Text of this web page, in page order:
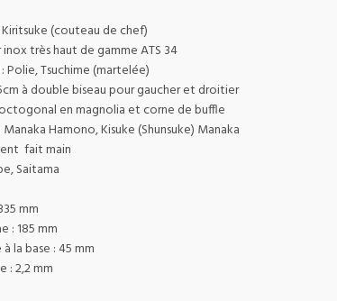
(couteau de chef)
inox très haut de gamme ATS 34
Polie, Tsuchime (martelée)
à double biseau pour gaucher et droitier
en magnolia et corne de buffle
Hamono, Kisuke (Shunsuke) Manaka
fait main
Saitama
mm
: 185 mm
la base : 45 mm
: 2,2 mm